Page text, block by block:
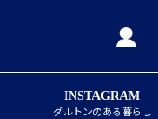
INSTAGRAM
ダルトンのある暮らし